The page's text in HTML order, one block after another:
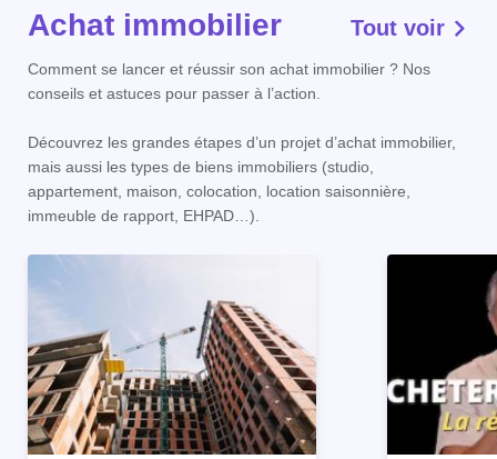
Achat immobilier Tout voir
Comment se lancer et réussir son achat immobilier ? Nos
conseils et astuces pour passer à l’action.
Découvrez les grandes étapes d’un projet d’achat immobilier,
mais aussi les types de biens immobiliers (studio,
appartement, maison, colocation, location saisonnière,
immeuble de rapport, EHPAD…).